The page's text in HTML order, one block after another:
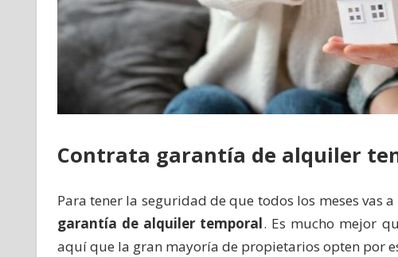
Contrata garantía de alquiler
Para tener la seguridad de que todos los meses vas
garantía de alquiler temporal. Es mucho mejor
aquí que la gran mayoría de propietarios opten por